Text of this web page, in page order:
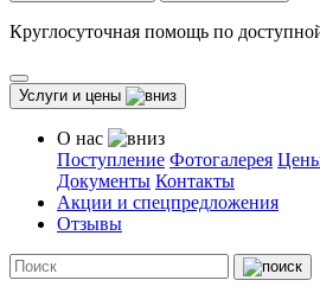
Круглосуточная помощь по
Услуги и цены
О нас
Поступление Фотогалерея
Документы Контакты
Акции и спецпредложения
Отзывы